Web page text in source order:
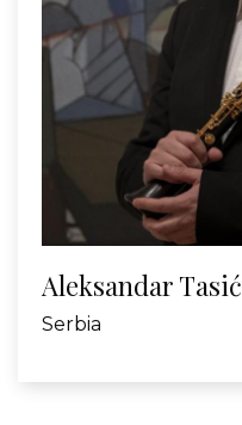
Aleksandar Tasić
Serbia